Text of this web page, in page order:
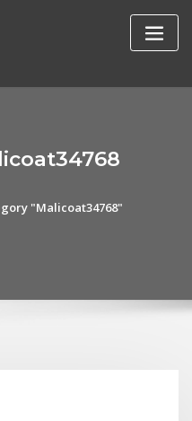
"Malicoat34768"